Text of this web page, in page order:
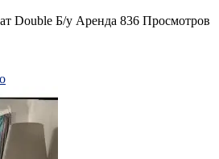
Double Б/у Аренда 836 Просмотров